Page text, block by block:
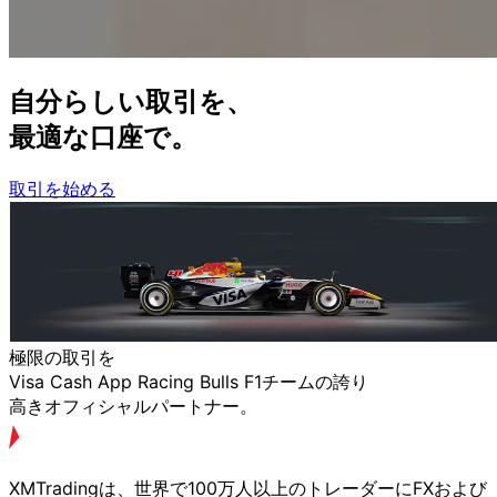
自分らしい取引を、
最適な口座で。
取引を始める
極限の取引を
Visa Cash App Racing Bulls F1チームの誇り
高きオフィシャルパートナー。
XMTradingは、 世界で100万人以上の トレーダーにFXおよび